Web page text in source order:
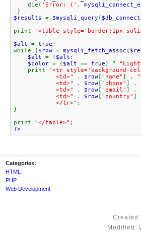
die( 'Error: (' .
}
$results = $mysqli_query (
print "<table style='border:1px
$alt = true ;
while ( $row = mysqli_fetch_assoc (
$alt = ! $alt ;
$color = ( $alt == true ) ?
print
"<tr style='background-
<td>"
. $row[ "name" ] .
<td>"
. $row[ "phone" ] .
<td>"
. $row[ "email" ] .
<td>"
. $row[ "country" ]
</tr>" ;
}
print "</table>" ;
?>
Categories:
HTML
PHP
Web Development
Modified: